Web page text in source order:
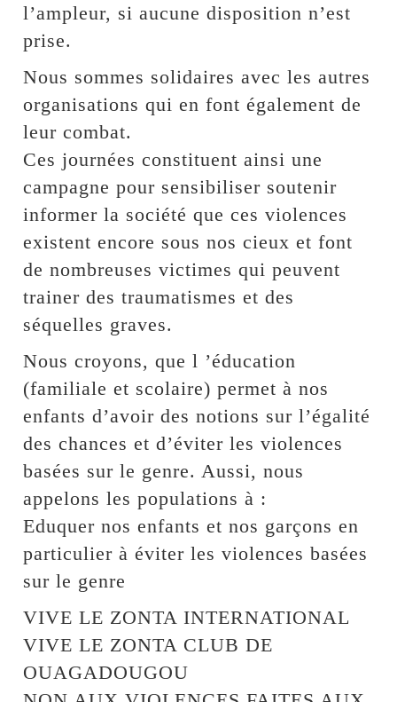
l’ampleur, si aucune disposition n’est
prise.
Nous sommes solidaires avec les autres
organisations qui en font également de
leur combat.
Ces journées constituent ainsi une
campagne pour sensibiliser soutenir
informer la société que ces violences
existent encore sous nos cieux et font
de nombreuses victimes qui peuvent
trainer des traumatismes et des
séquelles graves.
Nous croyons, que l ’éducation
(familiale et scolaire) permet à nos
enfants d’avoir des notions sur l’égalité
des chances et d’éviter les violences
basées sur le genre. Aussi, nous
appelons les populations à :
Eduquer nos enfants et nos garçons en
particulier à éviter les violences basées
sur le genre
VIVE LE ZONTA INTERNATIONAL
VIVE LE ZONTA CLUB DE
OUAGADOUGOU